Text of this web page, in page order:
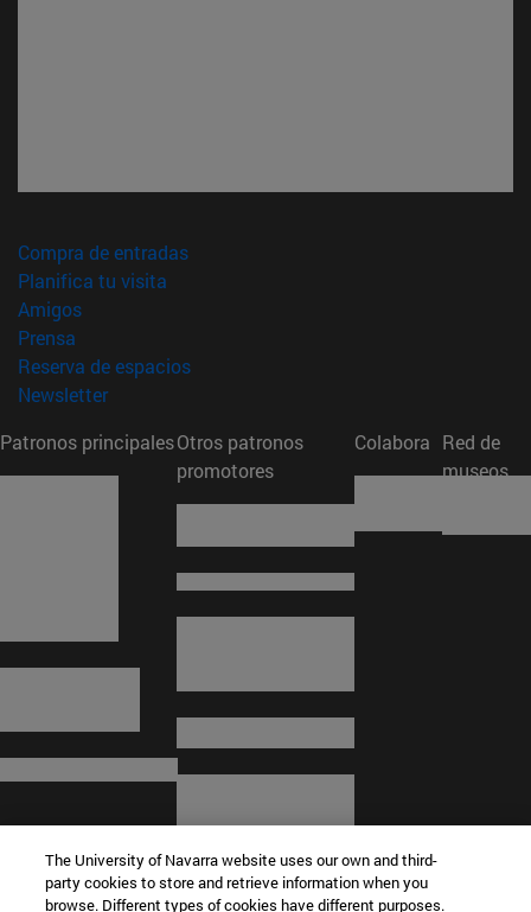
Compra de entradas(abre en nueva ventana)
Planifica tu visita
Amigos(abre en nueva ventana)
Prensa
Reserva de espacios(abre en nueva ventana)
Newsletter(abre en nueva ventana)
Patronos principalesOtros patronos
promotores
Colabora Red de
museos
The University of Navarra website uses our own and third-
party cookies to store and retrieve information when you
browse. Different types of cookies have different purposes.